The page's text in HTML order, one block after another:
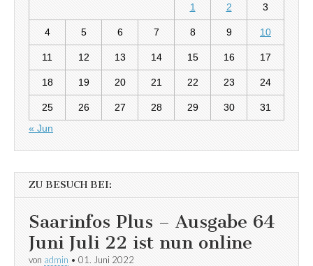
1 2 3
4 5 6 7 8 9 10
11 12 13 14 15 16 17
18 19 20 21 22 23 24
25 26 27 28 29 30
31
« Jun
ZU BESUCH BEI:
Saarinfos Plus – Ausgabe 64
Juni Juli 22 ist nun online
von admin • 01. Juni 2022